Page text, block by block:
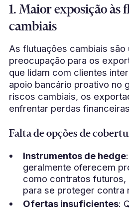
1. Maior exposição às
cambiais
As flutuações cambiais são
preocupação para os
que lidam com clientes
apoio bancário proativo no
riscos cambiais, os
enfrentar perdas
Falta de opções de
Instrumentos de hedge
geralmente oferecem
como contratos futuros,
para se proteger contra
Ofertas insuficientes: